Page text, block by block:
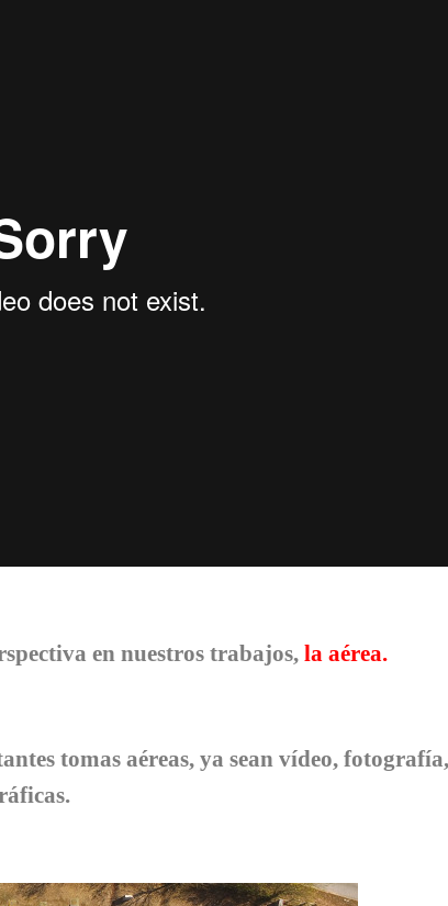
en nuestros trabajos,la aérea.
tomas aéreas, ya sean vídeo,